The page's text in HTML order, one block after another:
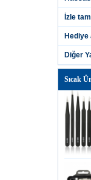
İzle
Hediye
Diğer
Sıcak